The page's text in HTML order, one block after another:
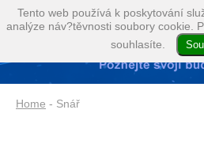
Home - Snář
Tento web používá k poskytování
analýze náv?těvnosti soubory cookie.
souhlasíte.